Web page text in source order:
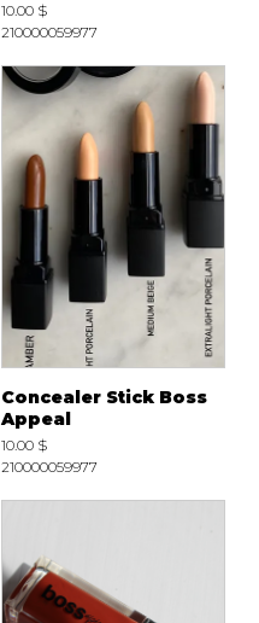
10.00 $
210000059977
Concealer Stick Boss
Appeal
10.00 $
210000059977